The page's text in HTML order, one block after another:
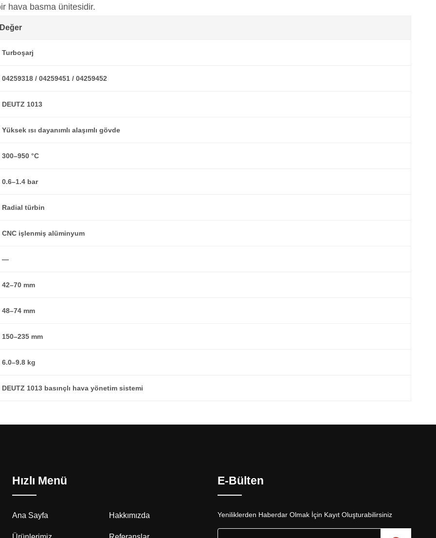
hava basma ünitesidir.
Değer
Turboşarj
04259318 / 04259451 / 04259452
DEUTZ 1013
Yüksek ısı dayanımlı alaşımlı gövde
300–950 °C
0.6–1.4 bar
Radial türbin
CNC işlenmiş alüminyum
—
42–70 mm
48–74 mm
150–235 mm
6.0–9.8 kg
DEUTZ 1013 basınçlı hava yönetim sistemi
Hızlı Menü
Ana Sayfa Hakkımızda
E-Bülten
Yeniliklerden Haberdar Olmak İçin Kayıt Oluşturabilirsiniz